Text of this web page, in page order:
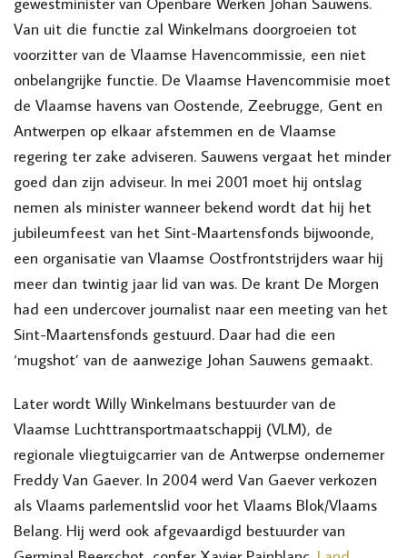
Van uit die functie zal Winkelmans doorgroeien tot
voorzitter van de Vlaamse Havencommissie, een niet
onbelangrijke functie. De Vlaamse Havencommisie moet
de Vlaamse havens van Oostende, Zeebrugge, Gent en
Antwerpen op elkaar afstemmen en de Vlaamse
regering ter zake adviseren. Sauwens vergaat het minder
goed dan zijn adviseur. In mei 2001 moet hij ontslag
nemen als minister wanneer bekend wordt dat hij het
jubileumfeest van het Sint-Maartensfonds bijwoonde,
een organisatie van Vlaamse Oostfrontstrijders waar hij
meer dan twintig jaar lid van was. De krant De Morgen
had een undercover journalist naar een meeting van het
Sint-Maartensfonds gestuurd. Daar had die een
‘mugshot’ van de aanwezige Johan Sauwens gemaakt.
Later wordt Willy Winkelmans bestuurder van de
Vlaamse Luchttransportmaatschappij (VLM), de
regionale vliegtuigcarrier van de Antwerpse ondernemer
Freddy Van Gaever. In 2004 werd Van Gaever verkozen
als Vlaams parlementslid voor het Vlaams Blok/Vlaams
Belang. Hij werd ook afgevaardigd bestuurder van